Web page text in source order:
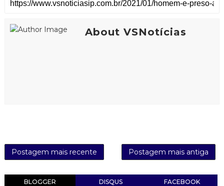
About VSNotícias
Postagem mais recente Postagem mais antiga
BLOGGER DISQUS FACEBOOK